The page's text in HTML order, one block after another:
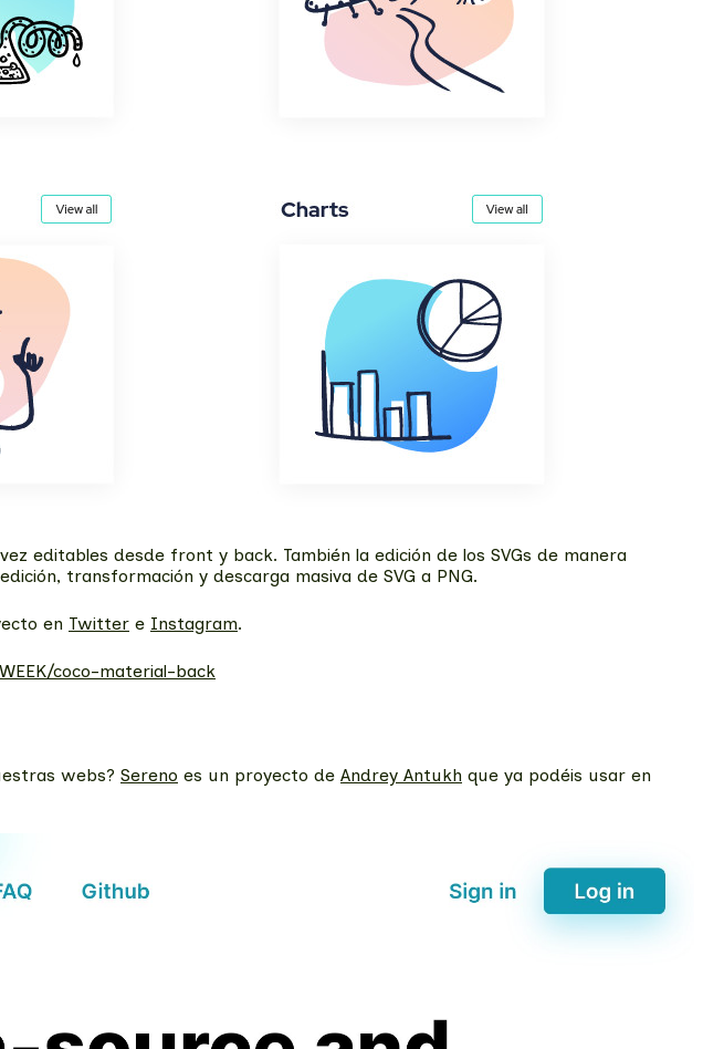
editables desde front y back. También la edición de los SVGs de manera
transformación y descarga masiva de SVG a PNG.
en Twitter e Instagram.
coco-material-back
webs? Sereno es un proyecto de Andrey Antukh que ya podéis usar en